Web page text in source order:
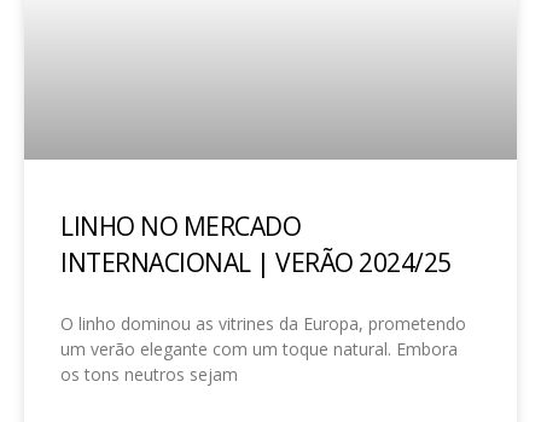
LINHO NO MERCADO
INTERNACIONAL | VERÃO 2024/25
O linho dominou as vitrines da Europa, prometendo
um verão elegante com um toque natural. Embora
os tons neutros sejam